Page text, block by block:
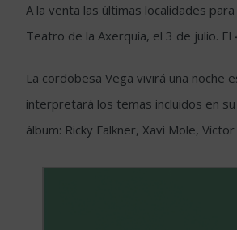
A la venta las últimas localidades
Teatro de la Axerquía, el 3 de julio.
La cordobesa Vega vivirá una noche
interpretará los temas incluidos en
álbum: Ricky Falkner, Xavi Mole,